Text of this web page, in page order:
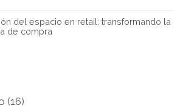
del espacio en retail: transformando la
de compra
(16)